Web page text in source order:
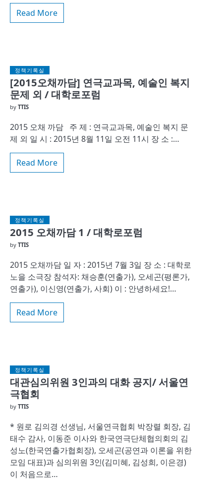
Read More
정책기록실
[2015오채까담] 연극교과목, 예술인 복지
문제 외 / 대학로포럼
by TTIS
2015 오채 까담 주 제 : 연극교과목, 예술인 복지 문
제 외 일 시 : 2015년 8월 11일 오전 11시 장 소 :…
Read More
정책기록실
2015 오채까담 1 / 대학로포럼
by TTIS
2015 오채까담 일 자 : 2015년 7월 3일 장 소 : 대학로
노을 소극장 참석자: 채승훈(연출가), 오세곤(평론가,
연출가), 이신영(연출가, 사회) 이 : 안녕하세요!…
Read More
정책기록실
대관심의위원 3인과의 대화 공지/ 서울연
극협회
by TTIS
* 원로 김의경 선생님, 서울연극협회 박장렬 회장, 김
태수 감사, 이동준 이사와 한국연극단체협의회의 김
성노(한국연출가협회장), 오세곤(공연과 이론을 위한
모임 대표)과 심의위원 3인(김미혜, 김성희, 이은경)
이 처음으로…